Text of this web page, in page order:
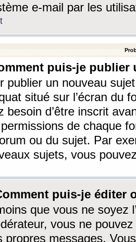
e-mail par les
puis-je
publier un nouveau
situé sur l’écran du
besoin d’être inscrit
de chaque
ou du sujet. Par
sujets, vous
puis-je éditer
que vous ne soyez
vous ne
propres messages.